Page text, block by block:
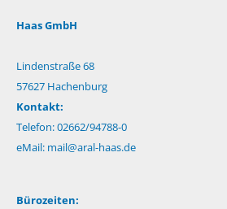
Haas GmbH
Lindenstraße 68
57627 Hachenburg
Kontakt:
Telefon: 02662/94788-0
eMail: mail@aral-haas.de
Bürozeiten: